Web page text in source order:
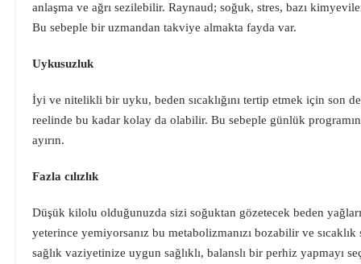
anlaşma ve ağrı sezilebilir. Raynaud; soğuk, stres, bazı
Bu sebeple bir uzmandan takviye almakta fayda var.
Uykusuzluk
İyi ve nitelikli bir uyku, beden sıcaklığını tertip etmek için son
reelinde bu kadar kolay da olabilir. Bu sebeple günlük
ayırın.
Fazla cılızlık
Düşük kilolu olduğunuzda sizi soğuktan gözetecek beden
yeterince yemiyorsanız bu metabolizmanızı bozabilir ve
sağlık vaziyetinize uygun sağlıklı, balanslı bir perhiz yapmayı